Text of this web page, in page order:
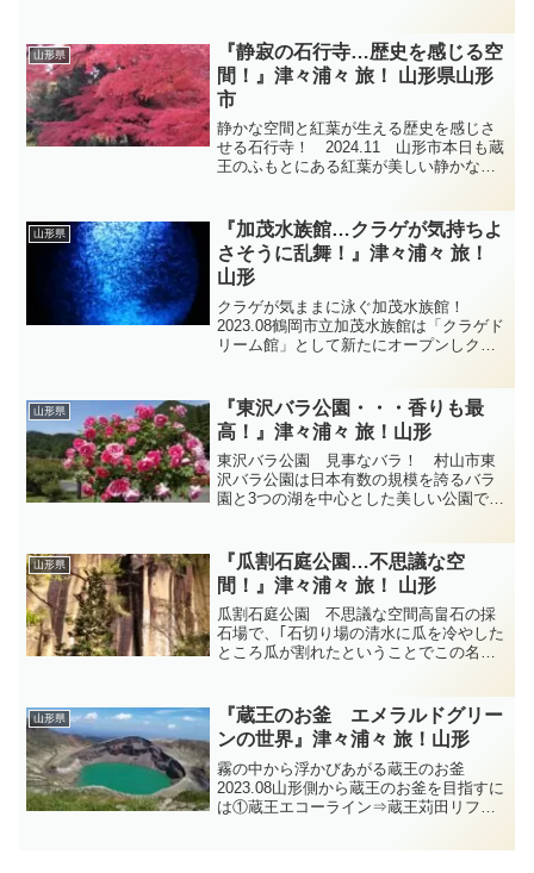
が店舗の規模はなかなかのもので展望デ
ッキやモニュメントや幸せの鐘な...
山形県
『静寂の石行寺…歴史を感じる空
間！』津々浦々 旅！ 山形県山形
市
静かな空間と紅葉が生える歴史を感じさ
せる石行寺！ 2024.11 山形市本日も蔵
王のふもとにある紅葉が美しい静かなお
元年奈良時代の高僧・行基によって開創
されご本尊の...
山形県
『加茂水族館…クラゲが気持ちよ
さそうに乱舞！』津々浦々 旅！
山形
クラゲが気ままに泳ぐ加茂水族館！
2023.08鶴岡市立加茂水族館は「クラゲド
リーム館」として新たにオープンしクラ
る約140種類のお魚さんなど様々な生き物
達の姿を観る...
山形県
『東沢バラ公園・・・香りも最
高！』津々浦々 旅！山形
東沢バラ公園 見事なバラ！ 村山市東
沢バラ公園は日本有数の規模を誇るバラ
園と3つの湖を中心とした美しい公園で
っています・・・世界各国から集まった
約750品種の2万株...
山形県
『瓜割石庭公園…不思議な空
間！』津々浦々 旅！ 山形
瓜割石庭公園 不思議な空間高畠石の採
石場で、｢石切り場の清水に瓜を冷やした
ところ瓜が割れたということでこの名が
か？・・・清水が冷たすぎたために瓜が
割れたのでしょうか？・・・つま...
山形県
『蔵王のお釜 エメラルドグリー
ンの世界』津々浦々 旅！山形
霧の中から浮かびあがる蔵王のお釜
2023.08山形側から蔵王のお釜を目指すに
は①蔵王エコーライン⇒蔵王苅田リフト